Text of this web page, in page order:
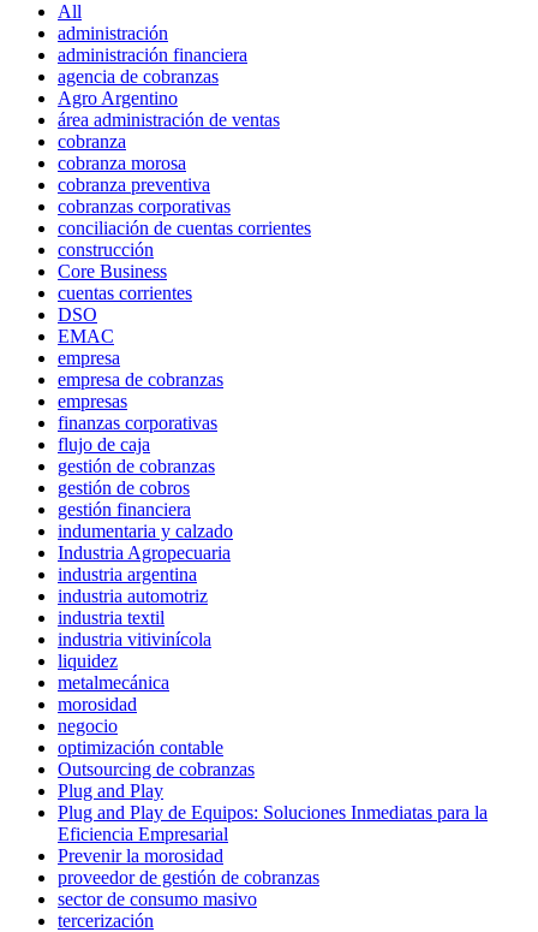
All
administración
administración financiera
agencia de cobranzas
Agro Argentino
área administración de ventas
cobranza
cobranza morosa
cobranza preventiva
cobranzas corporativas
conciliación de cuentas corrientes
construcción
Core Business
cuentas corrientes
DSO
EMAC
empresa
empresa de cobranzas
empresas
finanzas corporativas
flujo de caja
gestión de cobranzas
gestión de cobros
gestión financiera
indumentaria y calzado
Industria Agropecuaria
industria argentina
industria automotriz
industria textil
industria vitivinícola
liquidez
metalmecánica
morosidad
negocio
optimización contable
Outsourcing de cobranzas
Plug and Play
Plug and Play de Equipos: Soluciones Inmediatas para la
Eficiencia Empresarial
Prevenir la morosidad
proveedor de gestión de cobranzas
sector de consumo masivo
tercerización